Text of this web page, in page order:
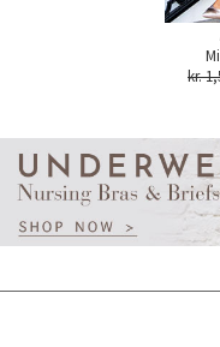
kr.